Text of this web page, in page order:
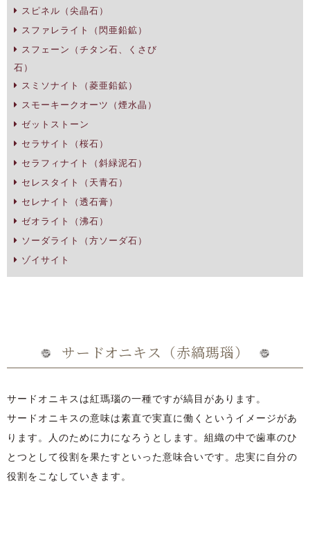
スピネル（尖晶石）
スファレライト（閃亜鉛鉱）
スフェーン（チタン石、くさび
石）
スミソナイト（菱亜鉛鉱）
スモーキークオーツ（煙水晶）
ゼットストーン
セラサイト（桜石）
セラフィナイト（斜緑泥石）
セレスタイト（天青石）
セレナイト（透石膏）
ゼオライト（沸石）
ソーダライト（方ソーダ石）
ゾイサイト
サードオニキス（赤縞瑪瑙）
サードオニキスは紅瑪瑙の一種ですが縞目があります。
サードオニキスの意味は素直で実直に働くというイメージがあ
ります。人のために力になろうとします。組織の中で歯車のひ
とつとして役割を果たすといった意味合いです。忠実に自分の
役割をこなしていきます。